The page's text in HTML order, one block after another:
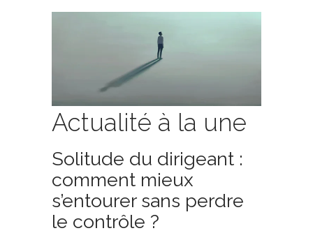
Actualité à la une
Solitude du dirigeant :
comment mieux
s’entourer sans perdre
le contrôle ?